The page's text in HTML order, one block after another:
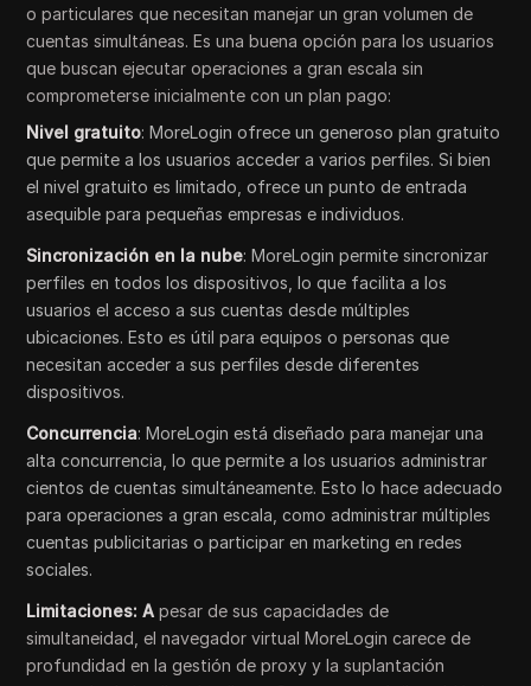
o particulares que necesitan manejar un gran volumen de
cuentas simultáneas. Es una buena opción para los usuarios
que buscan ejecutar operaciones a gran escala sin
comprometerse inicialmente con un plan pago:
Nivel gratuito: MoreLogin ofrece un generoso plan gratuito
que permite a los usuarios acceder a varios perfiles. Si bien
el nivel gratuito es limitado, ofrece un punto de entrada
asequible para pequeñas empresas e individuos.
Sincronización en la nube: MoreLogin permite sincronizar
perfiles en todos los dispositivos, lo que facilita a los
usuarios el acceso a sus cuentas desde múltiples
ubicaciones. Esto es útil para equipos o personas que
necesitan acceder a sus perfiles desde diferentes
dispositivos.
Concurrencia: MoreLogin está diseñado para manejar una
alta concurrencia, lo que permite a los usuarios administrar
cientos de cuentas simultáneamente. Esto lo hace adecuado
para operaciones a gran escala, como administrar múltiples
cuentas publicitarias o participar en marketing en redes
sociales.
Limitaciones: A pesar de sus capacidades de
simultaneidad, el navegador virtual MoreLogin carece de
profundidad en la gestión de proxy y la suplantación